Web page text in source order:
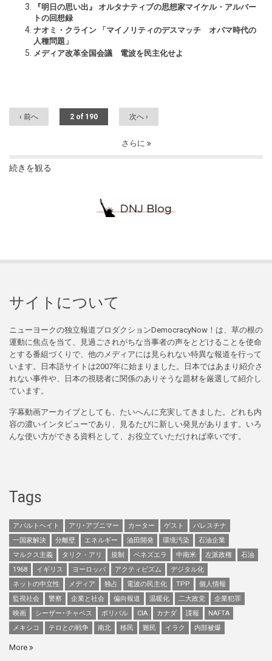
『明日の思い出』 オルタナティブの思想家マイケル・アルバー
トの回想録
ナオミ・クライン 「マイノリティのデスマッチ オバマ時代の
人種問題」
メディア改革全国会議 電波を民主化せよ
‹ 前へ 2 of 190 次へ ›
さらに
続きを観る
サイトについて
ニューヨークの独立報道プロダクションDemocracyNow！は、草の根の
運動に焦点を当て、見過ごされがちな当事者の声をとどけることを使命
とする番組づくりで、他のメディアには見られない特異な報道を行って
います。日本語サイトは2007年に始まりました。日本ではあまり紹介さ
れない事件や、日本の視聴者に関係のありそうな題材を厳選して紹介し
ています。
字幕動画アーカイブとしても、たいへんに充実してきました。どれも内
容の濃いインタビューであり、見るたびに新しい発見があります。いろ
んな使い方ができる資料として、お役立ていただければ幸いです。
Tags
アパルトヘイト アリ･アブニマー カーター ゲスト
パレスチナ
一国家解決
分離壁 エネルギー 油田開発 環境汚染
石油企業
マルクス主義
タリク・アリ 規制 ベネズエラ 中南米 左派政権
石油
1968
イギリス ヨーロッパ アクティビズム
デジタル化
ネットの中立性
メディア 独占 電波の民主化 TPP
個人情報
監視社会
警察 企業と社会 偏向報道 温暖化 二大政党
企業犯罪
映画
シーザー･チャベス ボリバル CIA カナダ 諜報
NAFTA
メキシコ
テロとの戦争 南北 移民 難民 イラク 内部被爆
More